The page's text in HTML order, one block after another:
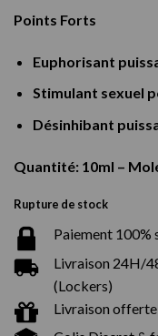
Points Forts
Euphorisant
Stimulant sexuel
Désinhibant
Quantité: 10ml –
Rupture de stock
Paiement 100%
Livraison 24H/
(Lockers)
Livraison